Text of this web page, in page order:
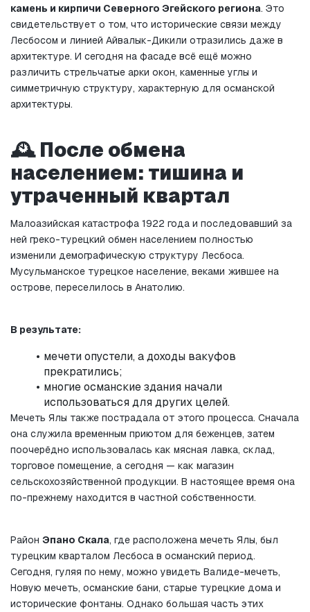
камень и кирпичи Северного Эгейского региона. Это
свидетельствует о том, что исторические связи между
Лесбосом и линией Айвалык-Дикили отразились даже в
архитектуре. И сегодня на фасаде всё ещё можно
различить стрельчатые арки окон, каменные углы и
симметричную структуру, характерную для османской
архитектуры.
🕰️ После обмена
населением: тишина и
утраченный квартал
Малоазийская катастрофа 1922 года и последовавший за
ней греко-турецкий обмен населением полностью
изменили демографическую структуру Лесбоса.
Мусульманское турецкое население, веками жившее на
острове, переселилось в Анатолию.
В результате:
мечети опустели, а доходы вакуфов
прекратились;
многие османские здания начали
использоваться для других целей.
Мечеть Ялы также пострадала от этого процесса. Сначала
она служила временным приютом для беженцев, затем
поочерёдно использовалась как мясная лавка, склад,
торговое помещение, а сегодня — как магазин
сельскохозяйственной продукции. В настоящее время она
по-прежнему находится в частной собственности.
Район Эпано Скала, где расположена мечеть Ялы, был
турецким кварталом Лесбоса в османский период.
Сегодня, гуляя по нему, можно увидеть Валиде-мечеть,
Новую мечеть, османские бани, старые турецкие дома и
исторические фонтаны. Однако большая часть этих